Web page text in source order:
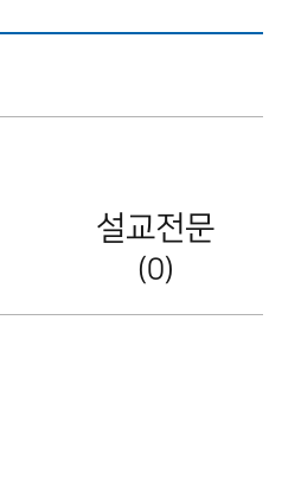
설교전문
(0)